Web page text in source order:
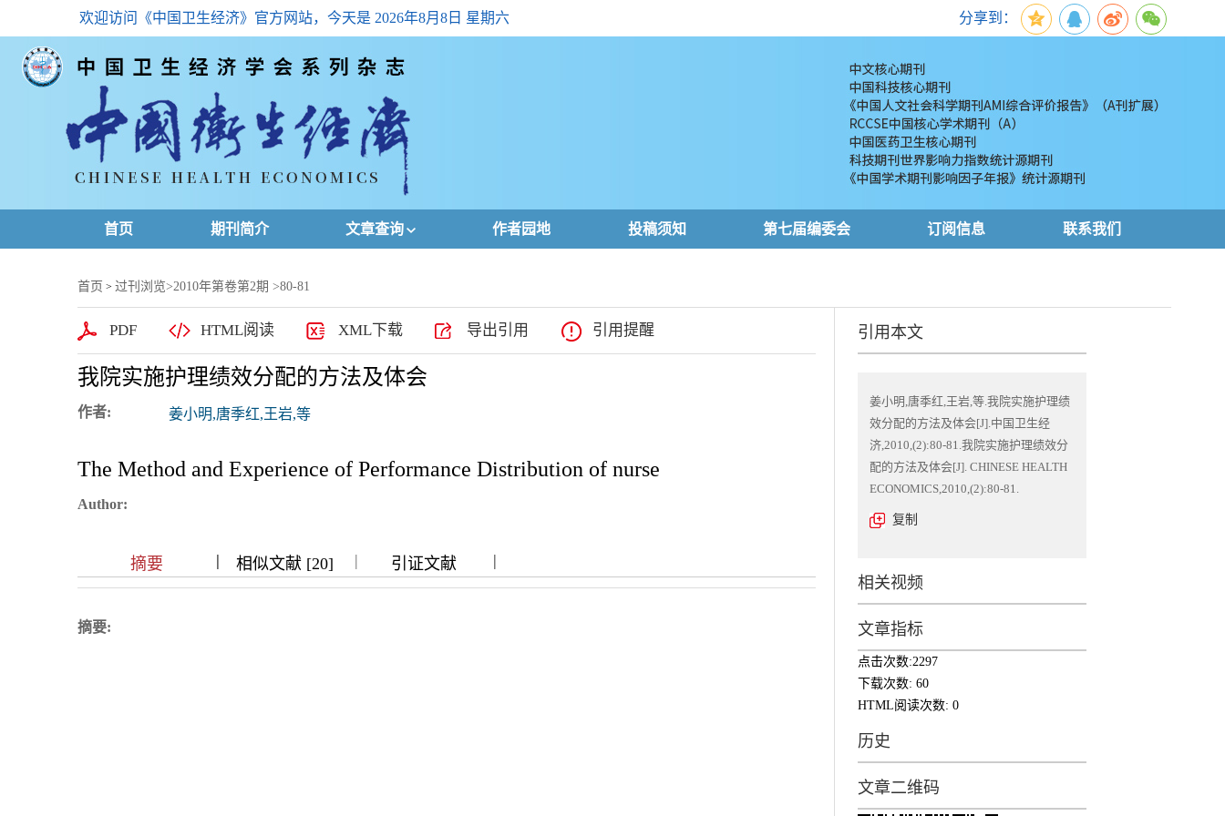
欢迎访问《中国卫生经济》官方网站，今天是 2026年8月8日 星期六 分享到：
首页 期刊简介 文章查询
高级查询
下载排名
作者园地 投稿须知 第七届编委会 订阅信息 联系我们
首页 > 过刊浏览>2010年第卷第2期 >80-81
PDF HTML阅读 XML下载 导出引用 引用提醒
我院实施护理绩效分配的方法及体会
作者: 姜小明,唐季红,王岩,等
The Method and Experience of Performance Distribution of nurse
Author:
摘要 |||| 相似文献 [20] | 引证文献 ||
摘要:
引用本文
姜小明,唐季红,王岩,等.我院实施护理绩
效分配的方法及体会[J].中国卫生经
济,2010,(2):80-81.我院实施护理绩效分
配的方法及体会[J]. CHINESE HEALTH
ECONOMICS,2010,(2):80-81.
复制
相关视频
文章指标
点击次数:2297
下载次数: 60
HTML阅读次数: 0
历史
文章二维码